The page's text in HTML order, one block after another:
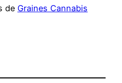
de Graines Cannabis